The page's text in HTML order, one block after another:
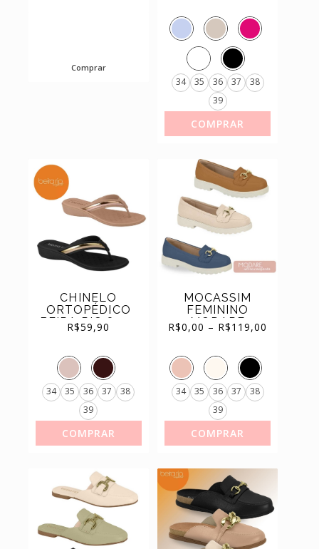
Comprar
34 35 36 37
38
39
COMPRAR
CHINELO
ORTOPÉDICO
BEIRA RIO 8224
R$59,90
34 35 36 37
38
39
COMPRAR
MOCASSIM
FEMININO
MODARE
ULTRA
REF.7357.106
R$0,00 – R$119,00
34 35 36 37
38
39
COMPRAR